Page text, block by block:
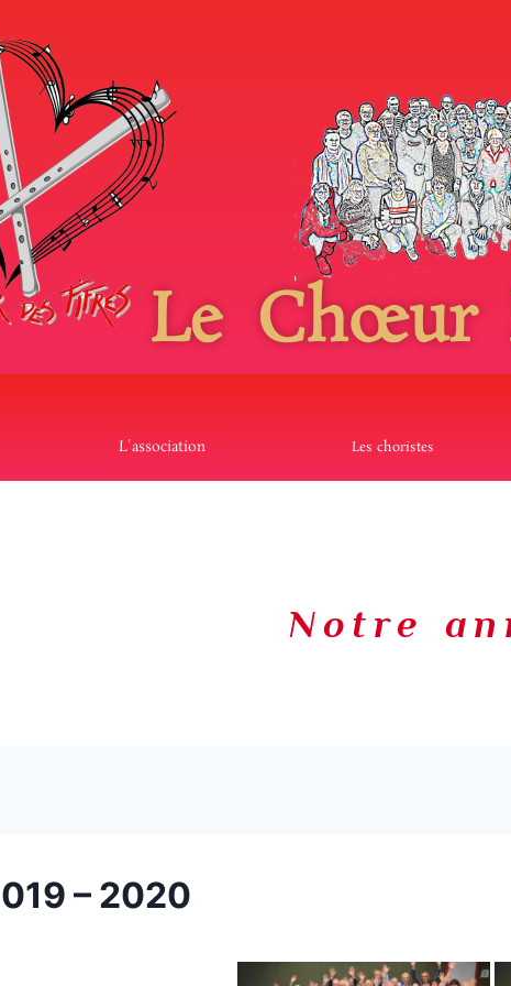
Le Chœur
L'association Les choristes
Notre
– 2020